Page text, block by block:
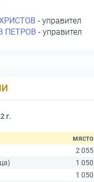
- управител
ПЕТРОВ - управител
г.
място
2 055
1 050
1 050